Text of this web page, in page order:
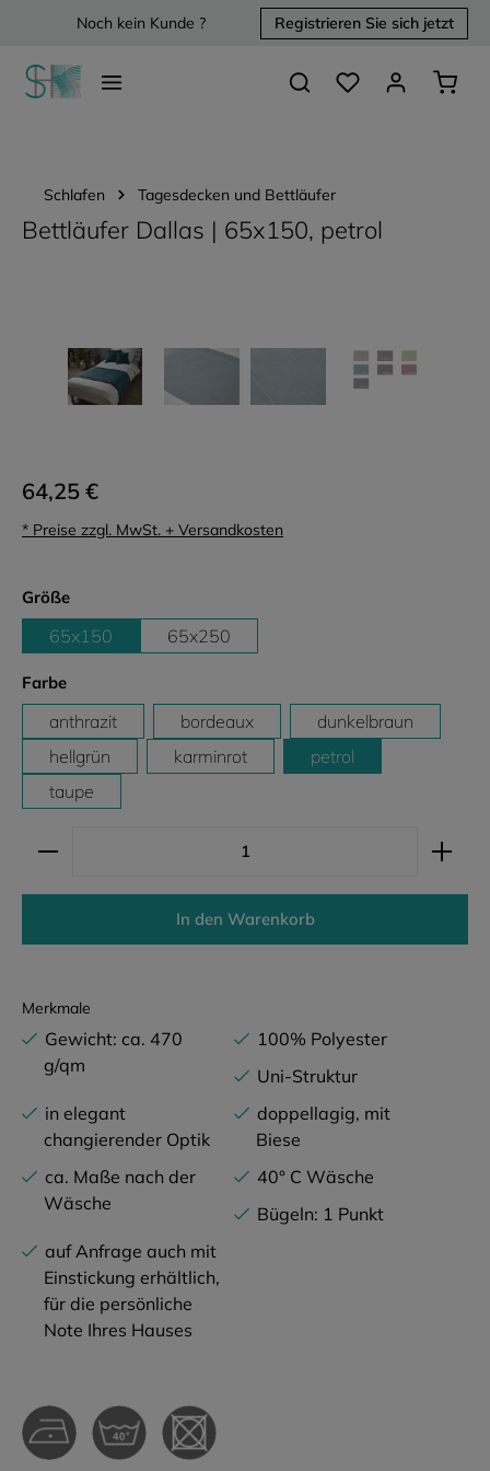
springenNoch kein Kunde ? Registrieren Sie sich jetzt
Du hast 0 Produkte
Schlafen Tagesdecken und Bettläufer
Bettläufer Dallas | 65x150, petrol
64,25 €
* Preise zzgl. MwSt. + Versandkosten
Größeauswählen
65x150 65x250
Farbeauswählen
anthrazit bordeaux
dunkelbraun
hellgrün
karminrot
petrol
taupe
Produkt Anzahl: Gib den gewünschten Wert ein
In den Warenkorb
Merkmale
Gewicht: ca. 470
g/qm
100% Polyester
Uni-Struktur
in elegant
changierender Optik
doppellagig, mit
Biese
ca. Maße nach der
Wäsche
40° C Wäsche
Bügeln: 1 Punkt
auf Anfrage auch mit
Einstickung erhältlich,
für die persönliche
Note Ihres Hauses